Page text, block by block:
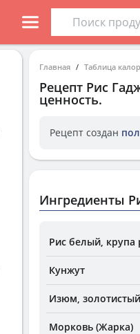
Главная Таблица
Рецепт Рис
ценность.
Рецепт создан
Ингредиенты
Рис белый, крупа
Кунжут
Изюм,
Морковь (Жарка)